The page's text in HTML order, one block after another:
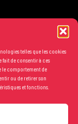
telles que les cookies
fait de consentir à ces
le comportement de
ou de retirer son
et fonctions.